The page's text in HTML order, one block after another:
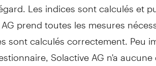
Les indices sont calculés et
prend toutes les mesures
sont calculés correctement. Peu
Solactive AG n'a